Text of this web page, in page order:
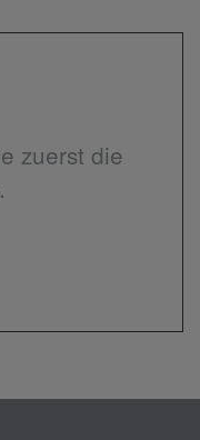
zuerst die